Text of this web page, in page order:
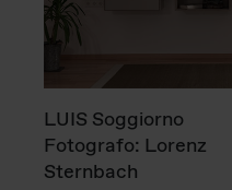
LUIS Soggiorno
Fotografo: Lorenz
Sternbach